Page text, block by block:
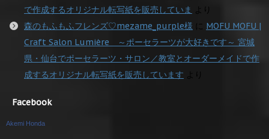
で作成するオリジナル転写紙を販売していま
より
森のもふもふフレンズ♡mezame_purple様 に MOFU MOFU |
Craft Salon Lumière ～ポーセラーツが大好きです～ 宮城
県・仙台でポーセラーツ・サロン／教室とオーダーメイドで作
成するオリジナル転写紙を販売しています
Facebook
Akemi Honda